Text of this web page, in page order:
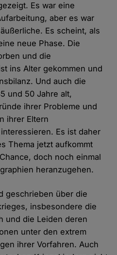
Es war eine
aber es war
Es scheint, als
neue Phase. Die
und die
ins Alter gekommen und
Und auch die
und 50 Jahre alt,
ihrer Probleme und
ihrer Eltern
Es ist daher
Thema jetzt aufkommt
doch noch einmal
heranzugehen.
geschrieben über die
insbesondere die
und die Leiden deren
unter den extrem
ihrer Vorfahren. Auch